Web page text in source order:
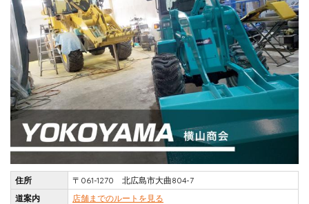
住所
〒061-1270 北広島市大曲804-7
道案内
店舗までのルートを見る